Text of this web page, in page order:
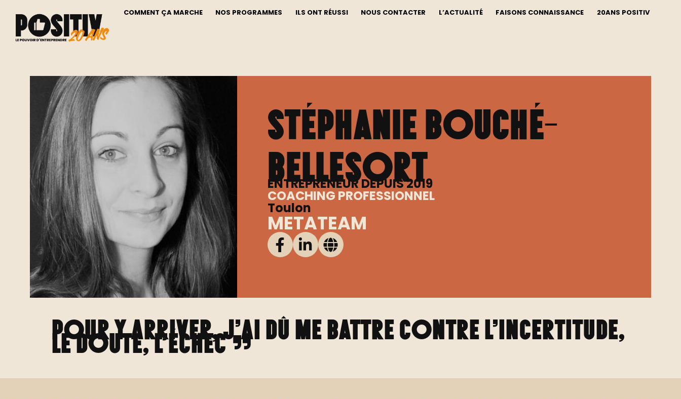
COMMENT ÇA MARCHE NOS PROGRAMMES ILS ONT RÉUSSI NOUS CONTACTER L’ACTUALITÉ FAISONS CONNAISSANCE 20ANS POSITIV
Stéphanie BOUCHÉ-
BELLESORT
ENTREPRENEUR DEPUIS 2019
COACHING PROFESSIONNEL
Toulon
METATEAM
Pour y arriver, j’ai dû me battre contre l’incertitude,
le doute, l’échec